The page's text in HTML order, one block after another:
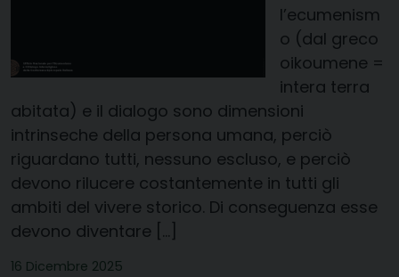
l’ecumenism
o (dal greco
oikoumene =
intera terra
abitata) e il dialogo sono dimensioni
intrinseche della persona umana, perciò
riguardano tutti, nessuno escluso, e perciò
devono rilucere costantemente in tutti gli
ambiti del vivere storico. Di conseguenza esse
devono diventare […]
16 Dicembre 2025